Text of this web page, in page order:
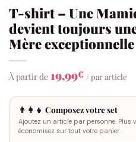
T-shirt – Une
devient toujours
Mère exceptionnelle
À partir de 19,99€ / par article
👨‍👩‍👧 Composez votre set
Ajoutez un article par personne. Plus
économisez sur tout votre panier.